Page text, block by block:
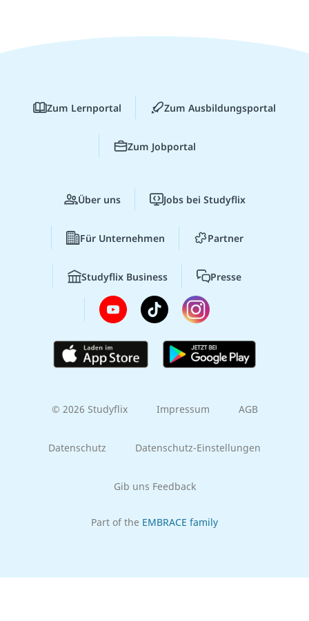
Zum Lernportal Zum Ausbildungsportal
Zum Jobportal
Über uns Jobs bei Studyflix
Für Unternehmen Partner
Studyflix Business Presse
© 2026 Studyflix Impressum AGB
Datenschutz Datenschutz-Einstellungen
Gib uns Feedback
Part of the EMBRACE family